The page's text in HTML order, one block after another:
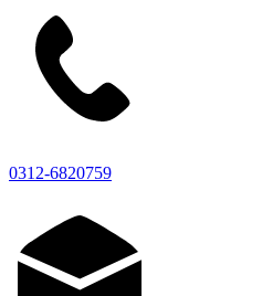
0312-6820759